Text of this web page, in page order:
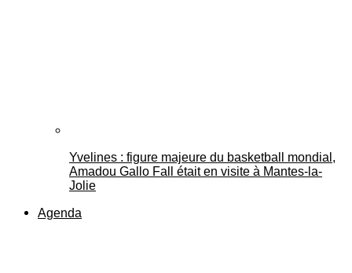
Yvelines : figure majeure du basketball mondial,
Amadou Gallo Fall était en visite à Mantes-la-
Jolie
Agenda